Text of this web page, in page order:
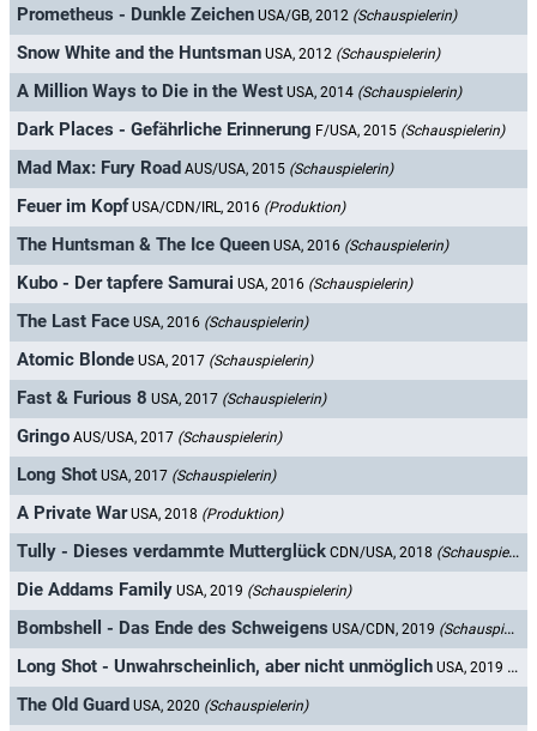
Prometheus - Dunkle Zeichen USA/GB, 2012 (Schauspielerin)
Snow White and the Huntsman USA, 2012 (Schauspielerin)
A Million Ways to Die in the West USA, 2014 (Schauspielerin)
Dark Places - Gefährliche Erinnerung F/USA, 2015 (Schauspielerin)
Mad Max: Fury Road AUS/USA, 2015 (Schauspielerin)
Feuer im Kopf USA/CDN/IRL, 2016 (Produktion)
The Huntsman & The Ice Queen USA, 2016 (Schauspielerin)
Kubo - Der tapfere Samurai USA, 2016 (Schauspielerin)
The Last Face USA, 2016 (Schauspielerin)
Atomic Blonde USA, 2017 (Schauspielerin)
Fast & Furious 8 USA, 2017 (Schauspielerin)
Gringo AUS/USA, 2017 (Schauspielerin)
Long Shot USA, 2017 (Schauspielerin)
A Private War USA, 2018 (Produktion)
Tully - Dieses verdammte Mutterglück CDN/USA, 2018 (Schauspielerin)
Die Addams Family USA, 2019 (Schauspielerin)
Bombshell - Das Ende des Schweigens USA/CDN, 2019 (Schauspielerin)
Long Shot - Unwahrscheinlich, aber nicht unmöglich USA, 2019
The Old Guard USA, 2020 (Schauspielerin)